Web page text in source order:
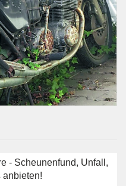
- Scheunenfund, Unfall,
anbieten!